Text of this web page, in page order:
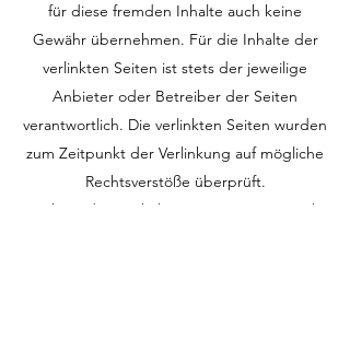
für diese fremden Inhalte auch keine
Gewähr übernehmen. Für die Inhalte der
verlinkten Seiten ist stets der jeweilige
Anbieter oder Betreiber der Seiten
verantwortlich. Die verlinkten Seiten wurden
zum Zeitpunkt der Verlinkung auf mögliche
Rechtsverstöße überprüft.
Rechtswidrige Inhalte waren zum Zeitpunkt